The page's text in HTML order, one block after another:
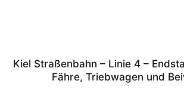
Kiel Straßenbahn – Linie 4 –
Fähre, Triebwagen und